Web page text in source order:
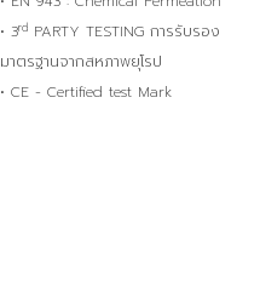
• 3rd PARTY TESTING การรับรอง
มาตรฐานจากสหภาพยุโรป
• CE - Certified test Mark